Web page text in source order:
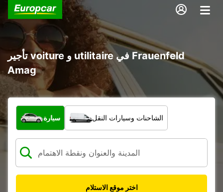
تأجير voiture و utilitaire في Frauenfeld
Amag
ما نوع المركبة؟
سيارة الشاحنات وسيارات النقل
اختر موقع الاستلام